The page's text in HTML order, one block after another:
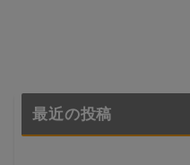
最近の投稿